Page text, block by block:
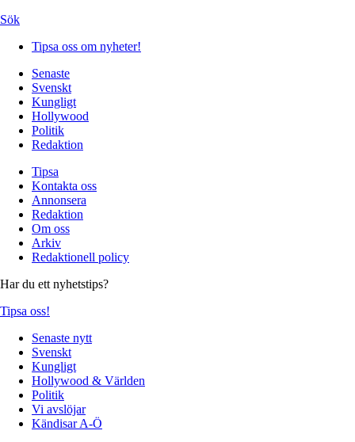
Sök
Tipsa oss om nyheter!
Senaste
Svenskt
Kungligt
Hollywood
Politik
Redaktion
Tipsa
Kontakta oss
Annonsera
Redaktion
Om oss
Arkiv
Redaktionell policy
Har du ett nyhetstips?
Tipsa oss!
Senaste nytt
Svenskt
Kungligt
Hollywood & Världen
Politik
Vi avslöjar
Kändisar A-Ö